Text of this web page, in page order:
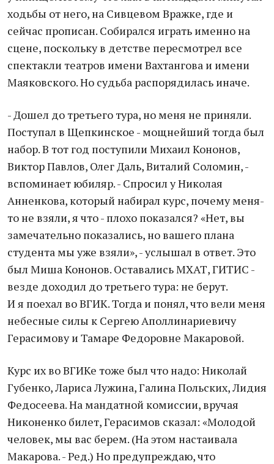
ходьбы от него, на Сивцевом Вражке, где и
сейчас прописан. Собирался играть именно на
сцене, поскольку в детстве пересмотрел все
спектакли театров имени Вахтангова и имени
Маяковского. Но судьба распорядилась иначе.
- Дошел до третьего тура, но меня не приняли.
Поступал в Щепкинское - мощнейший тогда был
набор. В тот год поступили Михаил Кононов,
Виктор Павлов, Олег Даль, Виталий Соломин, -
вспоминает юбиляр. - Спросил у Николая
Анненкова, который набирал курс, почему меня-
то не взяли, я что - плохо показался? «Нет, вы
замечательно показались, но вашего плана
студента мы уже взяли», - услышал в ответ. Это
был Миша Кононов. Оставались МХАТ, ГИТИС -
везде доходил до третьего тура: не берут.
И я поехал во ВГИК. Тогда и понял, что вели меня
небесные силы к Сергею Аполлинариевичу
Герасимову и Тамаре Федоровне Макаровой.
Курс их во ВГИКе тоже был что надо: Николай
Губенко, Лариса Лужина, Галина Польских, Лидия
Федосеева. На мандатной комиссии, вручая
Никоненко билет, Герасимов сказал: «Молодой
человек, мы вас берем. (На этом настаивала
Макарова. - Ред.) Но предупреждаю, что